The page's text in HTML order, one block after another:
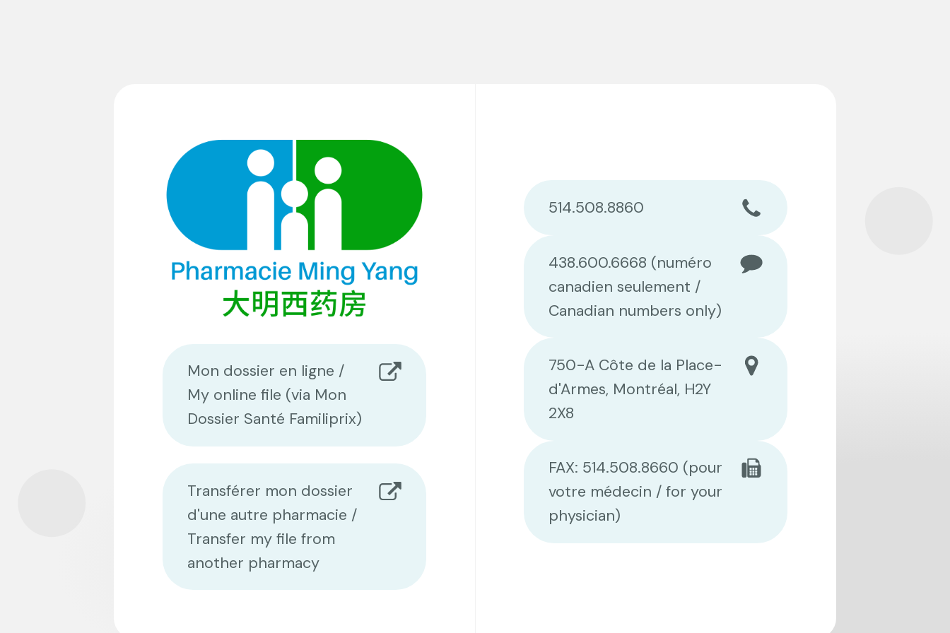
Mon dossier en ligne /
My online file (via Mon
Dossier Santé Familiprix)
Transférer mon dossier
d'une autre pharmacie /
Transfer my file from
another pharmacy
514.508.8860
438.600.6668 (numéro
canadien seulement /
Canadian numbers only)
750-A Côte de la Place-
d'Armes, Montréal, H2Y
2X8
FAX: 514.508.8660 (pour
votre médecin / for your
physician)